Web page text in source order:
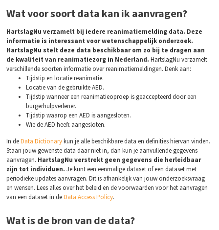
Wat voor soort data kan ik aanvragen?
HartslagNu verzamelt bij iedere reanimatiemelding data. Deze
informatie is interessant voor wetenschappelijk onderzoek.
HartslagNu stelt deze data beschikbaar om zo bij te dragen aan
de kwaliteit van reanimatiezorg in Nederland. HartslagNu verzamelt
verschillende soorten informatie over reanimatiemeldingen. Denk aan:
Tijdstip en locatie reanimatie.
Locatie van de gebruikte AED.
Tijdstip wanneer een reanimatieoproep is geaccepteerd door een
burgerhulpverlener.
Tijdstip waarop een AED is aangesloten.
Wie de AED heeft aangesloten.
In deData Dictionarykun je alle beschikbare data en definities hiervan vinden.
Staan jouw gewenste data daar niet in, dan kun je aanvullende gegevens
aanvragen. HartslagNu verstrekt geen gegevens die herleidbaar
zijn tot individuen. Je kunt een eenmalige dataset of een dataset met
periodieke updates aanvragen. Dit is afhankelijk van jouw onderzoeksvraag
en wensen. Lees alles over het beleid en de voorwaarden voor het aanvragen
van een dataset in deData Access Policy.
Wat is de bron van de data?